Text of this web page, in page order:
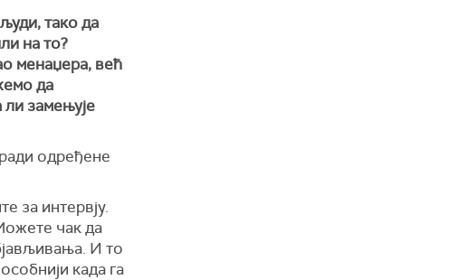
тако да
на то?
менаџера, већ
да
ли замењује
одређене
за интервју.
чак да
И то
када га